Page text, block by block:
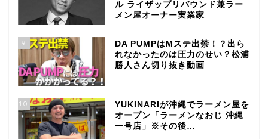
ル ライザップリバウンド兼ラー
メン屋オーナー実業家
9
DA PUMPはMステ出禁！？出ら
れなかったのは圧力のせい？松浦
勝人さん切り抜き動画
10
YUKINARIが沖縄でラーメン屋を
オープン「ラーメンなおじ 沖縄
一号店」※その後…